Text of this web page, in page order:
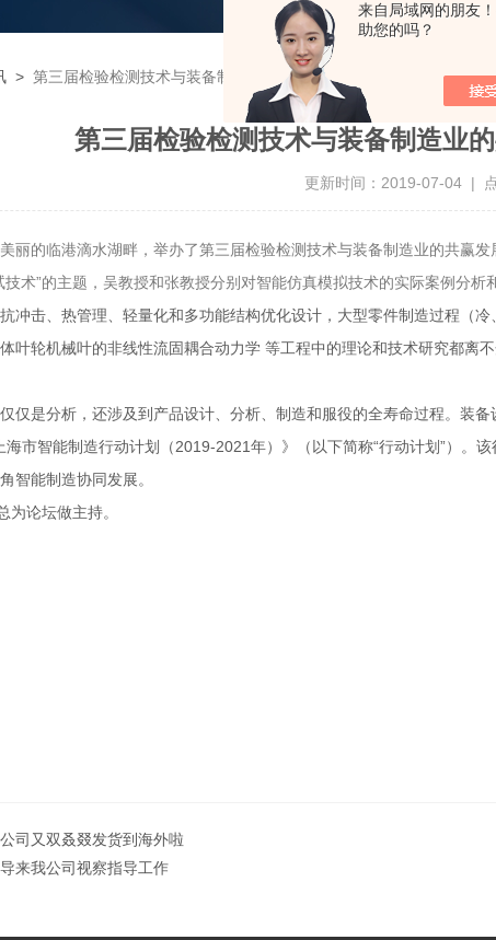
来自局域网的朋友
助您的吗？
> 第三届检验检测技术与装备制造业的共赢发展之路论坛顺利举行
第三届检验检测技术与装备制造业
更新时间：2019-07-04 |
的临港滴水湖畔，举办了第三届检验检测技术与装备制造业的共赢发
术”的主题，吴教授和张教授分别对智能仿真模拟技术的实际案例分
冲击、热管理、轻量化和多功能结构优化设计，大型零件制造过程（
叶轮机械叶的非线性流固耦合动力学 等工程中的理论和技术研究都
是分析，还涉及到产品设计、分析、制造和服役的全寿命过程。装备
市智能制造行动计划（2019-2021年）》（以下简称“行动计划”）。
智能制造协同发展。
论坛做主持。
司又双叒叕发货到海外啦
来我公司视察指导工作